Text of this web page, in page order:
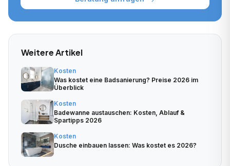
Weitere Artikel
Kosten
Was kostet eine Badsanierung? Preise 2026 im
Überblick
Kosten
Badewanne austauschen: Kosten, Ablauf &
Spartipps 2026
Kosten
Dusche einbauen lassen: Was kostet es 2026?